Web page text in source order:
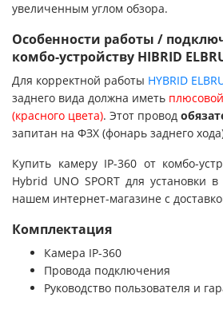
увеличенным углом обзора.
Особенности работы /
комбо-устройству HIBRID
Для корректной работы HYBRID
заднего вида должна иметь
(красного цвета). Этот провод
запитан на ФЗХ (фонарь заднего
Купить камеру IP-360 от комбо-
Hybrid UNO SPORT для установки
нашем интернет-магазине с
Комплектация
Камера IP-360
Провода подключения
Руководство пользователя и